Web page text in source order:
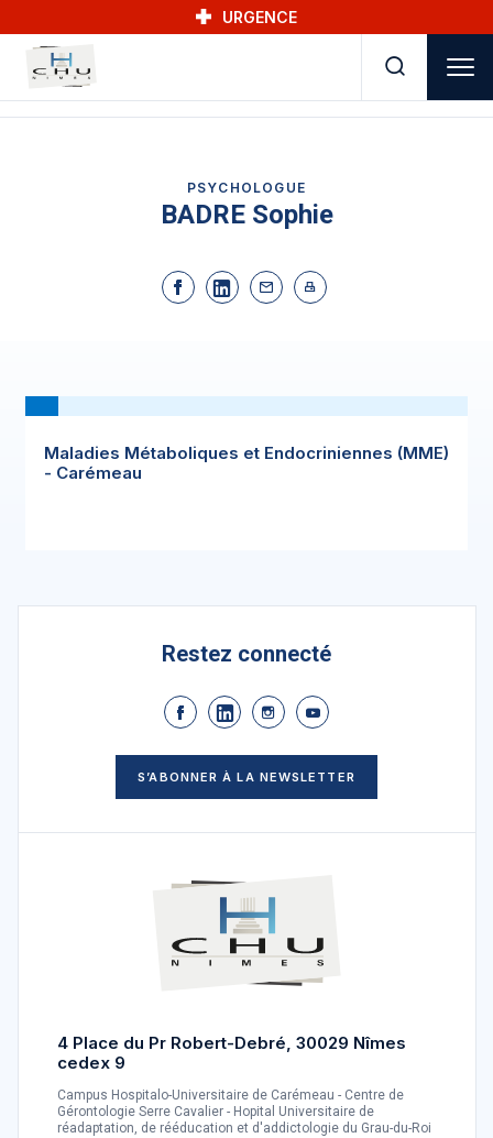
URGENCE
PSYCHOLOGUE
BADRE Sophie
Maladies Métaboliques et Endocriniennes (MME)
- Carémeau
Restez connecté
S’ABONNER À LA NEWSLETTER
4 Place du Pr Robert-Debré, 30029 Nîmes
cedex 9
Campus Hospitalo-Universitaire de Carémeau - Centre de
Gérontologie Serre Cavalier - Hopital Universitaire de
réadaptation, de rééducation et d'addictologie du Grau-du-Roi